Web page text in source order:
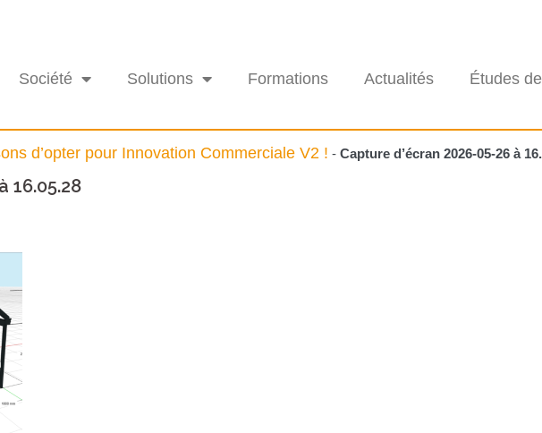
Société Solutions Formations Actualités Études
d’opter pour Innovation Commerciale V2 ! - Capture d’écran 2026-05-26 à
16.05.28